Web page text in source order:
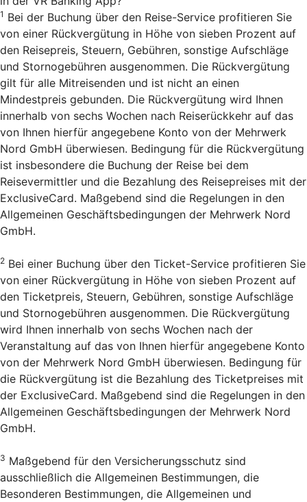
1 Bei der Buchung über den Reise-Service profitieren Sie
von einer Rückvergütung in Höhe von sieben Prozent auf
den Reisepreis, Steuern, Gebühren, sonstige Aufschläge
und Stornogebühren ausgenommen. Die Rückvergütung
gilt für alle Mitreisenden und ist nicht an einen
Mindestpreis gebunden. Die Rückvergütung wird Ihnen
innerhalb von sechs Wochen nach Reiserückkehr auf das
von Ihnen hierfür angegebene Konto von der Mehrwerk
Nord GmbH überwiesen. Bedingung für die Rückvergütung
ist insbesondere die Buchung der Reise bei dem
Reisevermittler und die Bezahlung des Reisepreises mit der
ExclusiveCard. Maßgebend sind die Regelungen in den
Allgemeinen Geschäftsbedingungen der Mehrwerk Nord
GmbH.
2 Bei einer Buchung über den Ticket-Service profitieren Sie
von einer Rückvergütung in Höhe von sieben Prozent auf
den Ticketpreis, Steuern, Gebühren, sonstige Aufschläge
und Stornogebühren ausgenommen. Die Rückvergütung
wird Ihnen innerhalb von sechs Wochen nach der
Veranstaltung auf das von Ihnen hierfür angegebene Konto
von der Mehrwerk Nord GmbH überwiesen. Bedingung für
die Rückvergütung ist die Bezahlung des Ticketpreises mit
der ExclusiveCard. Maßgebend sind die Regelungen in den
Allgemeinen Geschäftsbedingungen der Mehrwerk Nord
GmbH.
3 Maßgebend für den Versicherungsschutz sind
ausschließlich die Allgemeinen Bestimmungen, die
Besonderen Bestimmungen, die Allgemeinen und